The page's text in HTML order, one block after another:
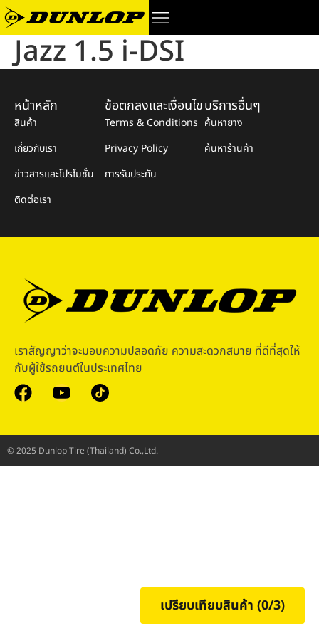
Jazz 1.5 i-DSI
© 2025 Dunlop Tire (Thailand) Co.,Ltd.
เราสัญญาว่าจะมอบความปลอดภัย ความสะดวกสบาย ที่ดีที่สุดให้
กับผู้ใช้รถยนต์ในประเทศไทย
หน้าหลัก
สินค้า
เกี่ยวกับเรา
ข่าวสารและโปรโมชั่น
ติดต่อเรา
ข้อตกลงและเงื่อนไข
Terms & Conditions
Privacy Policy
การรับประกัน
บริการอื่นๆ
ค้นหายาง
ค้นหาร้านค้า
เปรียบเทียบสินค้า (0/3)